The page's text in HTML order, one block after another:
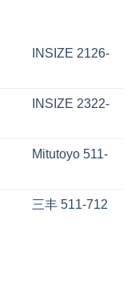
INSIZE 2126-
INSIZE 2322-
Mitutoyo 511-
三丰 511-712